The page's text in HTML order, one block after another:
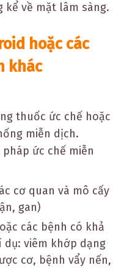
kể về mặt lâm sàng.
hoặc các
khác
thuốc ức chế hoặc
miễn dịch.
ức chế miễn
cơ quan và mô cấy
gan)
các bệnh có khả
dụ: viêm khớp dạng
cơ, bệnh vẩy nến,